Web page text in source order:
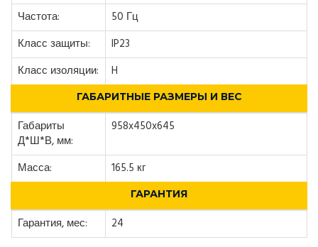
Частота:
50 Гц
Класс защиты:
IP23
Класс изоляции:
H
ГАБАРИТНЫЕ РАЗМЕРЫ И ВЕС
Габариты
Д*Ш*В, мм:
958x450x645
Масса: 165.5 кг
ГАРАНТИЯ
Гарантия, мес: 24